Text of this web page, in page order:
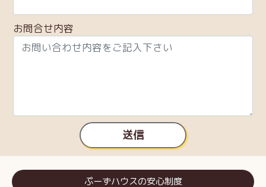
お問合せ内容
送信
ぷーずハウスの安心制度